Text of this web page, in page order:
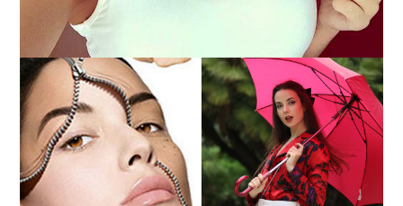
PEELING QUIMICO DE
ACIDO SALICILICO:
PIEL NUEVA
ENTREVISTA A SUSANA
ARCOCHA